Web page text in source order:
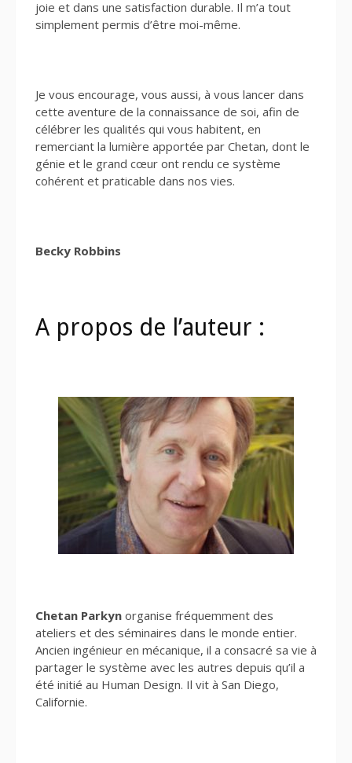
joie et dans une satisfaction durable. Il m’a tout
simplement permis d’être moi-même.
Je vous encourage, vous aussi, à vous lancer dans
cette aventure de la connaissance de soi, afin de
célébrer les qualités qui vous habitent, en
remerciant la lumière apportée par Chetan, dont le
génie et le grand cœur ont rendu ce système
cohérent et praticable dans nos vies.
Becky Robbins
A propos de l’auteur :
Chetan Parkyn organise fréquemment des
ateliers et des séminaires dans le monde entier.
Ancien ingénieur en mécanique, il a consacré sa vie à
partager le système avec les autres depuis qu’il a
été initié au Human Design. Il vit à San Diego,
Californie.